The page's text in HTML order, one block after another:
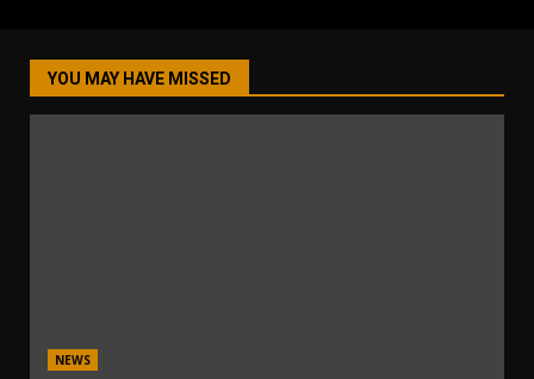
YOU MAY HAVE MISSED
NEWS